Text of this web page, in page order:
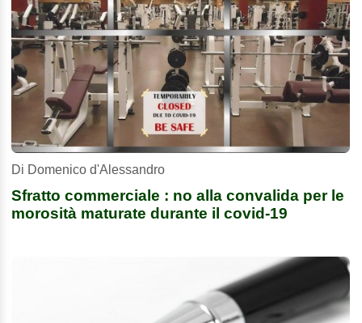
Di Domenico d'Alessandro
Sfratto commerciale : no alla convalida per le
morosità maturate durante il covid-19